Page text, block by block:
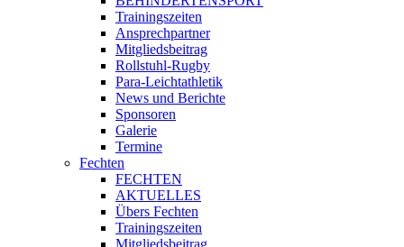
Trainingszeiten
Ansprechpartner
Mitgliedsbeitrag
Rollstuhl-Rugby
Para-Leichtathletik
News und Berichte
Sponsoren
Galerie
Termine
Fechten
FECHTEN
AKTUELLES
Übers Fechten
Trainingszeiten
Mitgliedsbeitrag